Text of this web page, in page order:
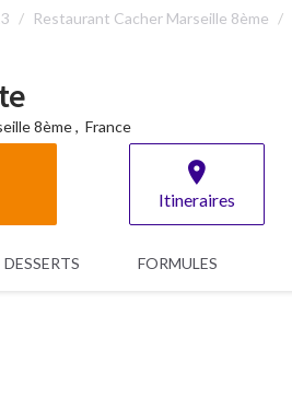
Restaurant Cacher Marseille 8ème
8ème, France
Itineraires
DESSERTS FORMULES